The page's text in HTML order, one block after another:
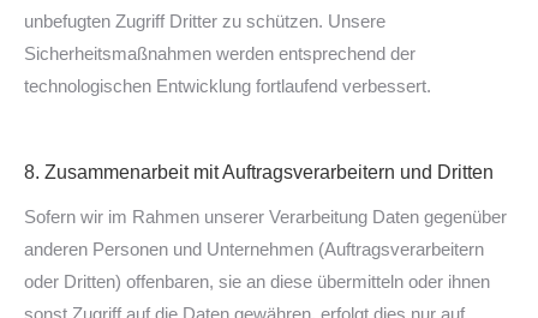
unbefugten Zugriff Dritter zu schützen. Unsere
Sicherheitsmaßnahmen werden entsprechend der
technologischen Entwicklung fortlaufend verbessert.
8. Zusammenarbeit mit Auftragsverarbeitern und Dritten
Sofern wir im Rahmen unserer Verarbeitung Daten gegenüber
anderen Personen und Unternehmen (Auftragsverarbeitern
oder Dritten) offenbaren, sie an diese übermitteln oder ihnen
sonst Zugriff auf die Daten gewähren, erfolgt dies nur auf